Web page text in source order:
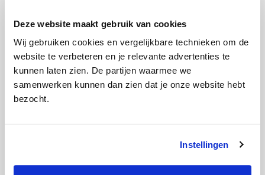
Deze website maakt gebruik van cookies
Wij gebruiken cookies en vergelijkbare technieken om de
website te verbeteren en je relevante advertenties te
kunnen laten zien. De partijen waarmee we
samenwerken kunnen dan zien dat je onze website hebt
bezocht.
Instellingen
Deel dit bericht met je vrienden:
X Facebook WhatsApp
LinkedIn
De informatie op deze pagina